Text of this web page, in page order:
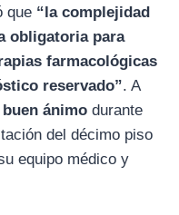
que “la complejidad
obligatoria para
farmacológicas
reservado”. A
buen ánimo durante
del décimo piso
equipo médico y